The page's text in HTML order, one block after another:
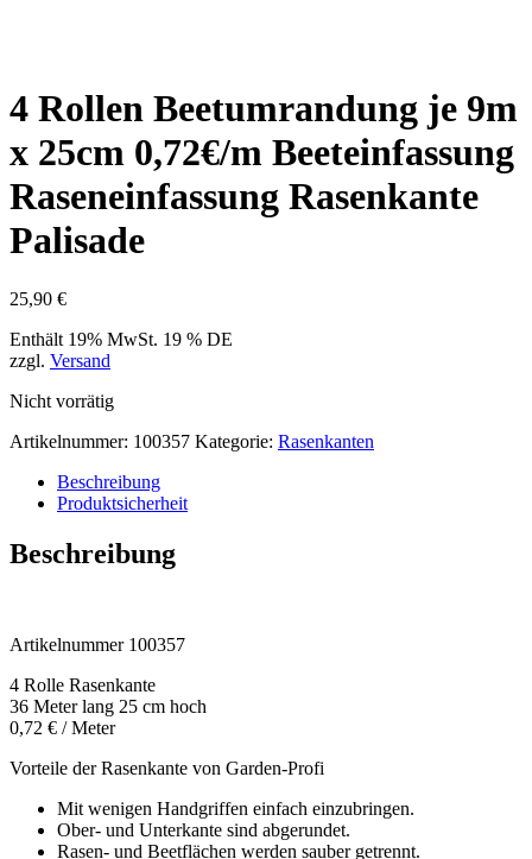
4 Rollen Beetumrandung je 9m
x 25cm 0,72€/m Beeteinfassung
Raseneinfassung Rasenkante
Palisade
25,90 €
Enthält 19% MwSt. 19 % DE
zzgl. Versand
Nicht vorrätig
Artikelnummer: 100357 Kategorie: Rasenkanten
Beschreibung
Produktsicherheit
Beschreibung
Artikelnummer 100357
4 Rolle Rasenkante
36 Meter lang 25 cm hoch
0,72 € / Meter
Vorteile der Rasenkante von Garden-Profi
Mit wenigen Handgriffen einfach einzubringen.
Ober- und Unterkante sind abgerundet.
Rasen- und Beetflächen werden sauber getrennt.